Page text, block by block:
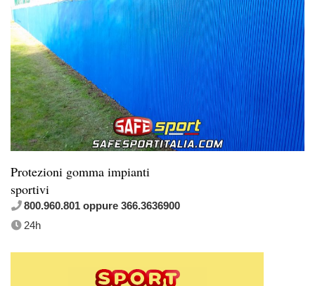
Protezioni gomma impianti
sportivi
800.960.801 oppure 366.3636900
24h